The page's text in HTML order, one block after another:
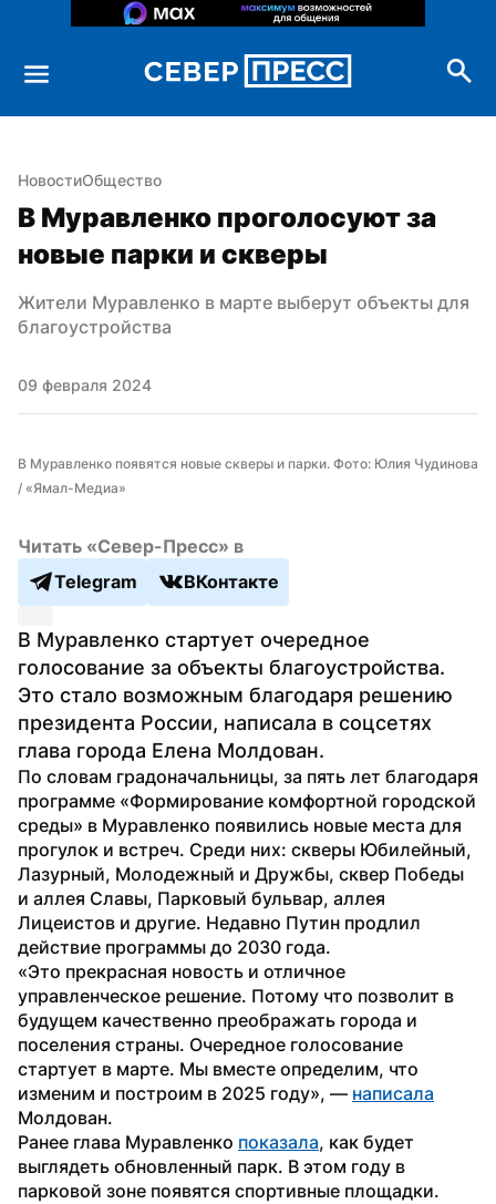
НовостиОбщество
В Муравленко проголосуют за
новые парки и скверы
Жители Муравленко в марте выберут объекты для
благоустройства
09 февраля 2024
В Муравленко появятся новые скверы и парки. Фото: Юлия Чудинова
/ «Ямал-Медиа»
Читать «Север-Пресс» в
Telegram
ВКонтакте
В Муравленко стартует очередное
голосование за объекты благоустройства.
Это стало возможным благодаря решению
президента России, написала в соцсетях
глава города Елена Молдован.
По словам градоначальницы, за пять лет благодаря
программе «Формирование комфортной городской
среды» в Муравленко появились новые места для
прогулок и встреч. Среди них: скверы Юбилейный,
Лазурный, Молодежный и Дружбы, сквер Победы
и аллея Славы, Парковый бульвар, аллея
Лицеистов и другие. Недавно Путин продлил
действие программы до 2030 года.
«Это прекрасная новость и отличное
управленческое решение. Потому что позволит в
будущем качественно преображать города и
поселения страны. Очередное голосование
стартует в марте. Мы вместе определим, что
изменим и построим в 2025 году», — написала
Молдован.
Ранее глава Муравленко показала, как будет
выглядеть обновленный парк. В этом году в
парковой зоне появятся спортивные площадки.